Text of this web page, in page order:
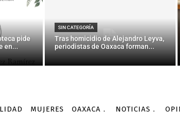
pide
en...
SIN CATEGORÍA
Tras homicidio de Alejandro Leyva,
periodistas de Oaxaca forman...
MUJERES OAXACA NOTICIAS
del Norte
AGENCIA INFORMATIVA CONACYT - 10/02/